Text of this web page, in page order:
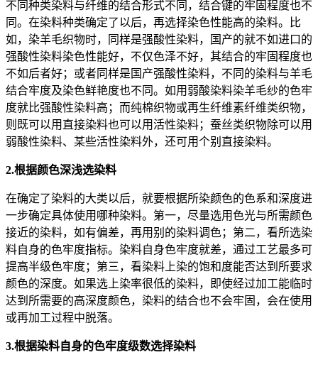
不同种类染料与纤维的结合形式不同，结合键的牢固程度也不
同。在染料种类确定了以后，再选择染色性能高的染料。比
如，染羊毛织物时，同样是强酸性染料，国产的就不如进口的
强酸性染料染色性能好，不仅色泽不好，其结合的牢固程度也
不如后者好；或者同样是国产强酸性染料，不同的染料与羊毛
结合牢度及染色鲜艳度也不同。如用弱酸染料染羊毛纱的色牢
度就比强酸性染料高；而纯棉织物或再生纤维素纤维类织物，
则既可以用直接染料也可以用活性染料；蚕丝类织物除可以用
弱酸性染料、某些活性染料外，还可用个别直接染料。
2.根据颜色深浅选染料
在确定了染料的大类以后，就要根据所染颜色的色系和深度进
一步确定具体使用哪种染料。第一，尽量选用色光与所需颜色
接近的染料，如有偏差，再用别的染料调色；第二，看所选染
料自身的色牢度指标。染料自身色牢度就差，通过工艺最多可
提高半级色牢度；第三，看染料上染的饱和度能否达到所要求
颜色的深度。如果选上染率很低的染料，即使经过加工能临时
达到所需要的高深度颜色，染料的结合也不会牢固，会在使用
或再加工过程中脱落。
3.根据染料自身的色牢度级数选择染料